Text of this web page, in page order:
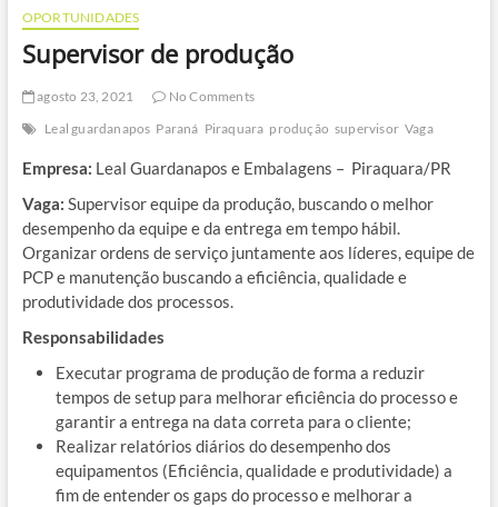
OPORTUNIDADES
Supervisor de produção
agosto 23, 2021
No Comments
Leal guardanapos Paraná Piraquara produção supervisor Vaga
Empresa: Leal Guardanapos e Embalagens – Piraquara/PR
Vaga: Supervisor equipe da produção, buscando o melhor
desempenho da equipe e da entrega em tempo hábil.
Organizar ordens de serviço juntamente aos líderes, equipe de
PCP e manutenção buscando a eficiência, qualidade e
produtividade dos processos.
Responsabilidades
Executar programa de produção de forma a reduzir
tempos de setup para melhorar eficiência do processo e
garantir a entrega na data correta para o cliente;
Realizar relatórios diários do desempenho dos
equipamentos (Eficiência, qualidade e produtividade) a
fim de entender os gaps do processo e melhorar a